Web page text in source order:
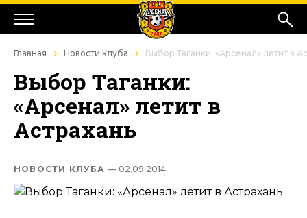
Главная Новости клуба Выбор Таганки: «Арсенал» летит в
Выбор Таганки:
«Арсенал» летит в
Астрахань
НОВОСТИ КЛУБА — 02.09.2014